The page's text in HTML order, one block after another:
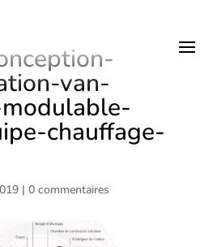
van-
chauffage-
| 0 commentaires